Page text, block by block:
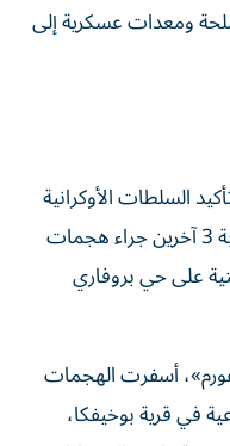
ومعدات عسكرية إلى
السلطات الأوكرانية
مقتل 3 أشخاص، بينهم طفل، وإصابة 3 آخرين جراء هجمات
على حي بروفاري
أسفرت الهجمات
في قرية بوخيفكا،